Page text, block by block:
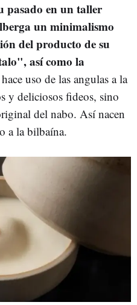
pasado en un taller
un minimalismo
del producto de su
así como la
uso de las angulas a la
y deliciosos fideos, sino
del nabo. Así nacen
a la bilbaína.